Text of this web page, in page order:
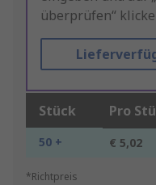
überprüfen“
Stück Pro
50 + € 5,02
*Richtpreis